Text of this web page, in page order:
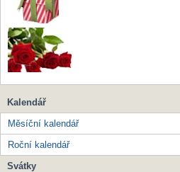
Kalendář
Měsíční kalendář
Roční kalendář
Svátky